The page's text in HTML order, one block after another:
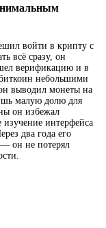
войти в крипту с
всё сразу, он
верификацию и в
небольшими
выводил монеты на
малую долю для
он избежал
интерфейса
два года его
— он не потерял